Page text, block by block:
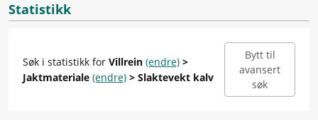
Statistikk
Søk i statistikk for Villrein (endre) >
Jaktmateriale (endre) > Slaktevekt kalv
Bytt til
avansert
søk